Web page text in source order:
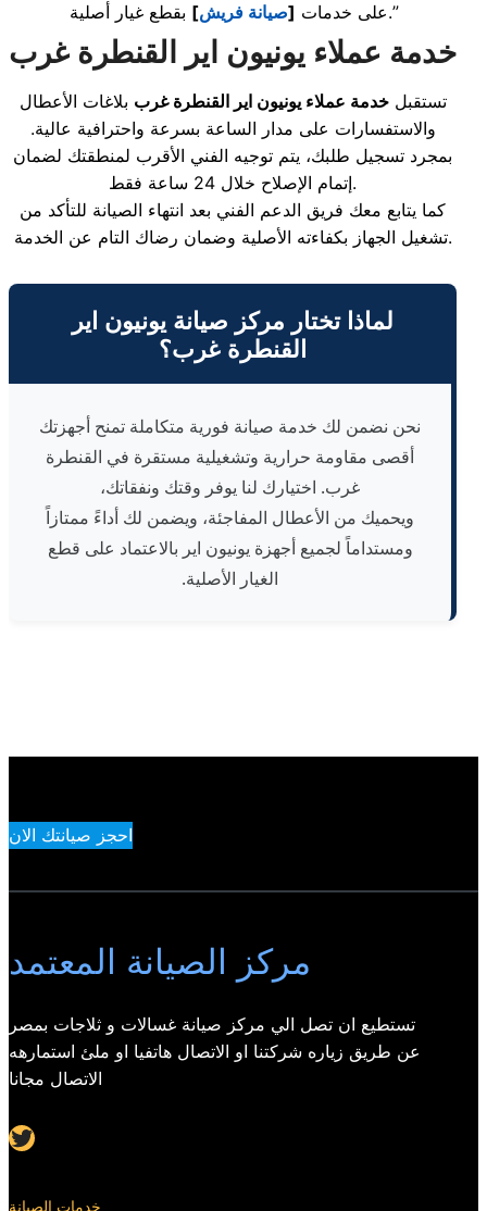
على خدمات [صيانة فريش] بقطع غيار أصلية.”
خدمة عملاء يونيون اير القنطرة غرب
تستقبلخدمة عملاء يونيون اير القنطرة غرب بلاغات الأعطال
والاستفسارات على مدار الساعة بسرعة واحترافية عالية.
بمجرد تسجيل طلبك، يتم توجيه الفني الأقرب لمنطقتك لضمان
إتمام الإصلاح خلال 24 ساعة فقط.
كما يتابع معك فريق الدعم الفني بعد انتهاء الصيانة للتأكد من
تشغيل الجهاز بكفاءته الأصلية وضمان رضاك التام عن الخدمة.
لماذا تختار مركز صيانة يونيون اير
القنطرة غرب؟
نحن نضمن لك خدمة صيانة فورية متكاملة تمنح أجهزتك
أقصى مقاومة حرارية وتشغيلية مستقرة في القنطرة
غرب. اختيارك لنا يوفر وقتك ونفقاتك،
ويحميك من الأعطال المفاجئة، ويضمن لك أداءً ممتازاً
ومستداماً لجميع أجهزة يونيون اير بالاعتماد على قطع
الغيار الأصلية.
احجز صيانتك الان
مركز الصيانة المعتمد
تستطيع ان تصل الي مركز صيانة غسالات و ثلاجات بمصر
عن طريق زياره شركتنا او الاتصال هاتفيا او ملئ استمارهه
الاتصال مجانا
Twitter
خدمات الصيانة